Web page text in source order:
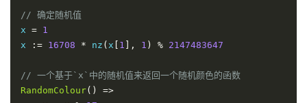
// 确定随机值
x = 1
x
:= 16708 * nz ( x 1 ], 1 ) % 2147483647
// 一个基于`x`中的随机值来返回一个随机颜色的函数
RandomColour()
=>